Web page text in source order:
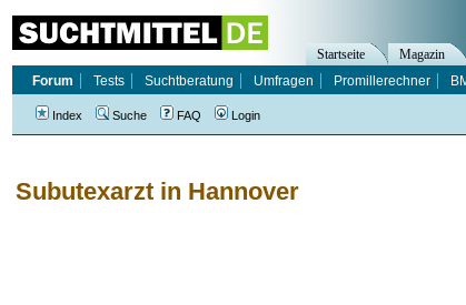
Subutexarzt in Hannover
Startseite Magazin
Forum
Tests Suchtberatung Umfragen Promillerechner
Index Suche FAQ Login